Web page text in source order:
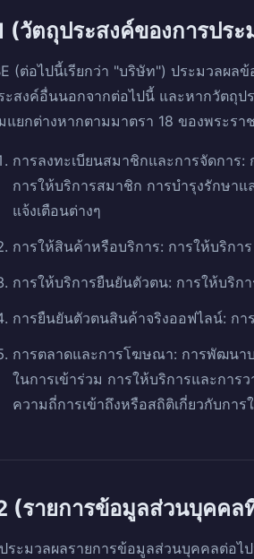
(วัตถุประสงค์ของการปร
(ต่อไปนี้เรียกว่า "บริษัท") ประมวลผ
ะสงค์อื่นนอกจากต่อไปนี้ และหากวัตถุป
แยกต่างหากตามมาตรา 18 ของพระ
การลงทะเบียนสมาชิกและการจัดการ
การให้บริการสมาชิก การบำรุงรักษา
แจ้งเตือนต่างๆ
การให้สินค้าหรือบริการ: การให้บริกา
การให้บริการยืนยันตัวตน: การให้บริ
การยืนยันตัวตนสินค้าจริงออฟไลน์: ก
การตลาดและการโฆษณา: การพัฒนา
ในการเข้าร่วม การให้บริการและกา
ความถี่การเข้าถึงหรือสถิติเกี่ยวกับกา
(รายการข้อมูลส่วนบุคคล
ระมวลผลรายการข้อมูลส่วนบุคคลต่อไ